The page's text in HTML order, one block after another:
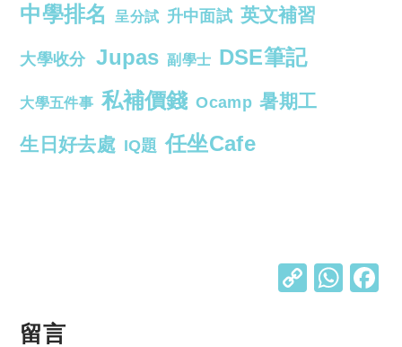
中學排名 呈分試 升中面試 英文補習
大學收分 Jupas 副學士 DSE筆記
大學五件事 私補價錢 Ocamp 暑期工
生日好去處 IQ題 任坐Cafe
C W
留言